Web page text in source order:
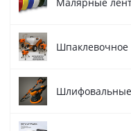
Шпаклевочное